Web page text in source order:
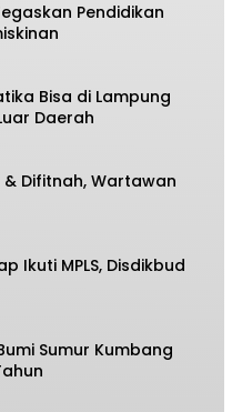
Pendidikan
Bisa di Lampung
Daerah
Difitnah, Wartawan
MPLS, Disdikbud
Sumur Kumbang